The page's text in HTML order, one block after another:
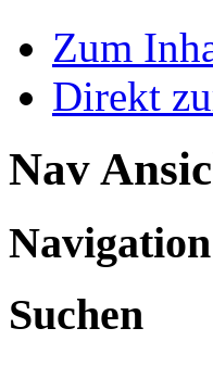
Zum
Direkt
Nav
Navigation
Suchen